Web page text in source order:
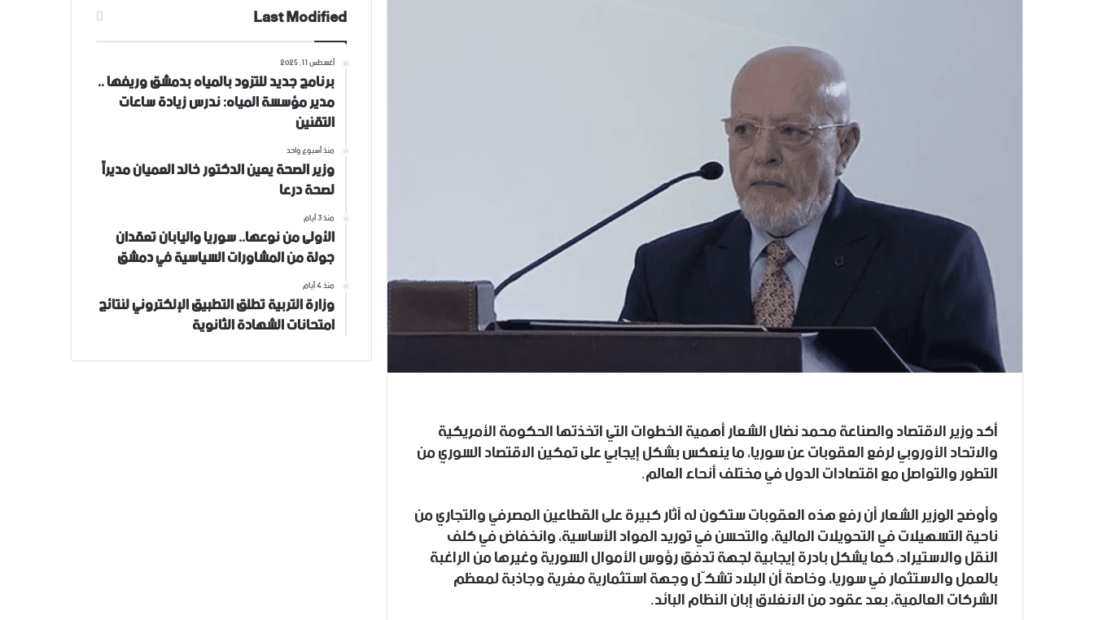
أكد وزير الاقتصاد والصناعة محمد نضال الشعار أهمية الخطوات التي اتخذتها الحكومة الأمريكية
والاتحاد الأوروبي لرفع العقوبات عن سوريا، ما ينعكس بشكل إيجابي على تمكين الاقتصاد السوري من
التطور والتواصل مع اقتصادات الدول في مختلف أنحاء العالم.
وأوضح الوزير الشعار أن رفع هذه العقوبات ستكون له آثار كبيرة على القطاعين المصرفي والتجاري من
ناحية التسهيلات في التحويلات المالية، والتحسن في توريد المواد الأساسية، وانخفاض في كلف
النقل والاستيراد، كما يشكل بادرة إيجابية لجهة تدفق رؤوس الأموال السورية وغيرها من الراغبة
بالعمل والاستثمار في سوريا، وخاصة أن البلاد تشكّل وجهة استثمارية مغرية وجاذبة لمعظم
الشركات العالمية، بعد عقود من الانغلاق إبان النظام البائد.
Last Modified
أغسطس 11, 2025
برنامج جديد للتزود بالمياه بدمشق وريفها ..
مدير مؤسسة المياه: ندرس زيادة ساعات
التقنين
منذ أسبوع واحد
وزير الصحة يعين الدكتور خالد العميان مديراً
لصحة درعا
منذ 3 أيام
الأولى من نوعها.. سوريا واليابان تعقدان
جولة من المشاورات السياسية في دمشق
منذ 4 أيام
وزارة التربية تطلق التطبيق الإلكتروني لنتائج
امتحانات الشهادة الثانوية